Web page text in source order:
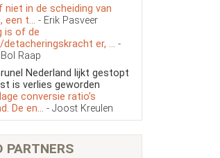
niet in de scheiding van
een t... - Erik Pasveer
is of de
er, ... -
Raap
Nederland lijkt gestopt
is verlies geworden
conversie ratio’s
De en... - Joost Kreulen
PARTNERS